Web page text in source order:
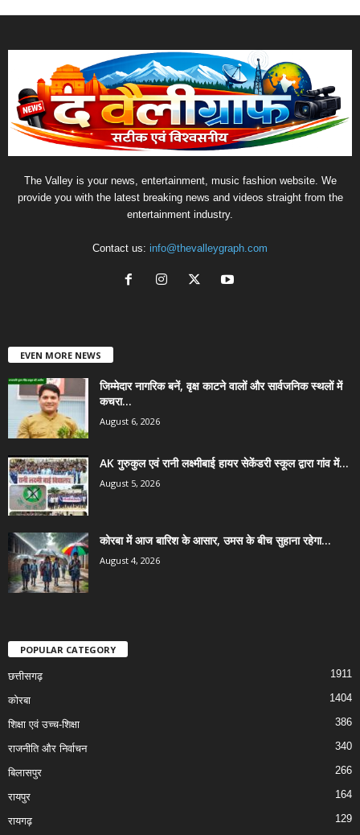
The Valley is your news, entertainment, music fashion website. We
provide you with the latest breaking news and videos straight from the
entertainment industry.
Contact us: info@thevalleygraph.com
EVEN MORE NEWS
जिम्मेदार नागरिक बनें, वृक्ष काटने वालों और सार्वजनिक स्थलों में
कचरा...
August 6, 2026
AK गुरुकुल एवं रानी लक्ष्मीबाई हायर सेकेंडरी स्कूल द्वारा गांव में...
August 5, 2026
कोरबा में आज बारिश के आसार, उमस के बीच सुहाना रहेगा...
August 4, 2026
POPULAR CATEGORY
छत्तीसगढ़ 1911
कोरबा 1404
शिक्षा एवं उच्च-शिक्षा 386
राजनीति और निर्वाचन 340
बिलासपुर 266
रायपुर 164
रायगढ़ 129